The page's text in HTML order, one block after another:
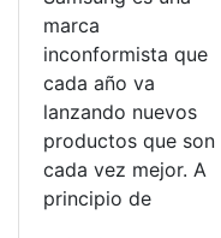
marca
inconformista que
cada año va
lanzando nuevos
productos que son
cada vez mejor. A
principio de